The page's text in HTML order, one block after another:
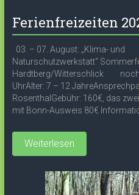
Ferienfreizeiten
03. – 07. August: „Klima- und
Naturschutzwerkstatt“
Hardtberg/Witterschlick noch
UhrAlter: 7 – 12
RosenthalGebühr: 160€, das
mit Bonn-Ausweis 80€
Weiterlesen